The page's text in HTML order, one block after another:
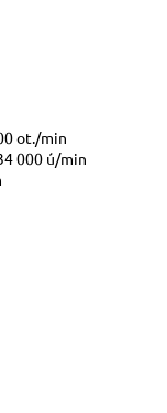
ot./min
000 ú/min